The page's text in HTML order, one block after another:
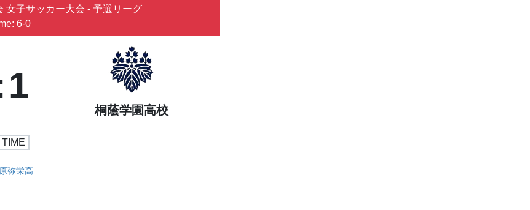
女子サッカー大会 - 予選リーグ
6-0
1
桐蔭学園高校
TIME
弥栄高